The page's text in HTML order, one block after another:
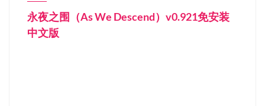
永夜之围（As We Descend）v0.921免安装
中文版